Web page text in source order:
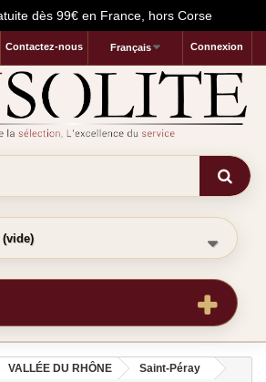
dès 99€ en France, hors Corse
Connexion
Français
Contactez-nous
(vide)
VALLÉE DU RHÔNE
Saint-Péray